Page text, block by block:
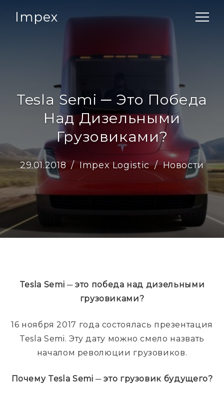
Impex
Tesla Semi ─ Это Победа
Над Дизельными
Грузовиками?
29.01.2018 Impex Logistic Новости
Tesla Semi ─ это победа над дизельными
грузовиками?
16 ноября 2017 года состоялась презентация
Tesla Semi. Эту дату можно смело назвать
началом революции грузовиков.
Почему Tesla Semi ─ это грузовик будущего?